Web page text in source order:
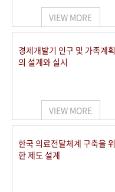
VIEW MORE
경제개발기 인구 및 가족계획
의 설계와 실시
VIEW MORE
한국 의료전달체계 구축을 위
한 제도 설계